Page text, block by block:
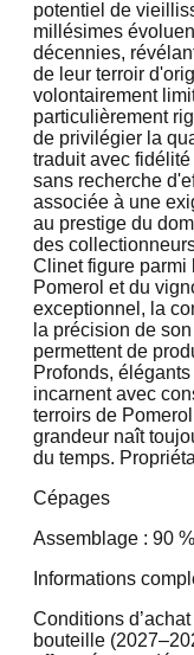
potentiel de
millésimes
décennies,
de leur terroir
volontairement
particulièrement
de privilégier la
traduit avec
sans recherche
associée à une
au prestige du
des
Clinet figure parmi
Pomerol et du
exceptionnel, la
la précision de
permettent de
Profonds,
incarnent avec
terroirs de
grandeur naît
du temps.
Cépages
Assemblage : 90
Informations
Conditions
bouteille